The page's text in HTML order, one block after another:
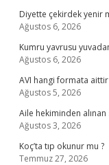
Diyette çekirdek yenir
Ağustos 6, 2026
Kumru yavrusu
Ağustos 6, 2026
AVI hangi formata aittir
Ağustos 5, 2026
Aile hekiminden alınan
Ağustos 3, 2026
Koç’ta tıp okunur mu ?
Temmuz 27, 2026